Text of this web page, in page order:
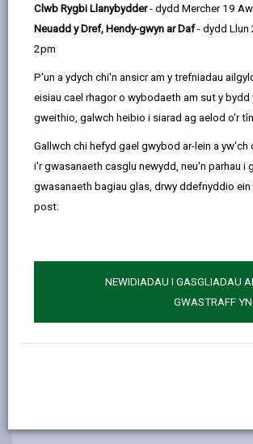
Clwb Rygbi Llanybydder- dydd Mercher 19
Neuadd y Dref, Hendy-gwyn ar Daf- dydd Llun
2pm
P'un a ydych chi'n ansicr am y trefniadau
eisiau cael rhagor o wybodaeth am sut y bydd
gweithio, galwch heibio i siarad ag aelod o'r
Gallwch chi hefyd gael gwybod ar-lein a yw'ch
i'r gwasanaeth casglu newydd, neu'n parhau i
gwasanaeth bagiau glas, drwy ddefnyddio
post:
NEWIDIADAU I GASGLIADAU
GWASTRAFF
ychwanegol.
I ddarganfod mwy, ewch i'r tudalen we
Sefydliad John Burns